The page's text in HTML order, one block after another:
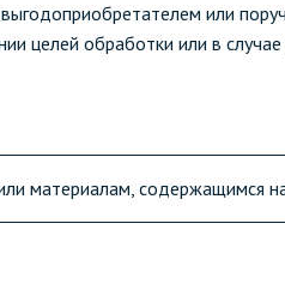
или
целей обработки или в
материалам, содержащимся